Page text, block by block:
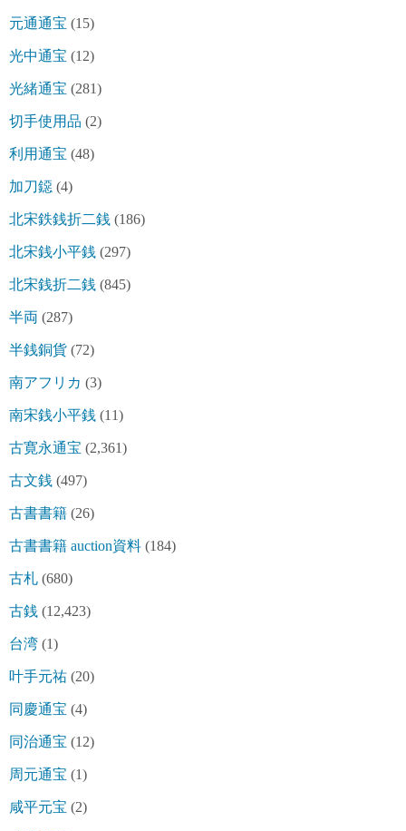
元通通宝 (15)
光中通宝 (12)
光緒通宝 (281)
切手使用品 (2)
利用通宝 (48)
加刀鐚 (4)
北宋鉄銭折二銭 (186)
北宋銭小平銭 (297)
北宋銭折二銭 (845)
半両 (287)
半銭銅貨 (72)
南アフリカ (3)
南宋銭小平銭 (11)
古寛永通宝 (2,361)
古文銭 (497)
古書書籍 (26)
古書書籍 auction資料 (184)
古札 (680)
古銭 (12,423)
台湾 (1)
叶手元祐 (20)
同慶通宝 (4)
同治通宝 (12)
周元通宝 (1)
咸平元宝 (2)